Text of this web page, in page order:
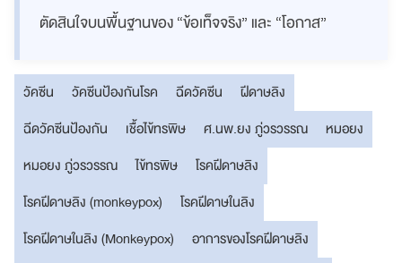
ตัดสินใจบนพื้นฐานของ “ข้อเท็จจริง” และ “โอกาส”
วัคซีน วัคซีนป้องกันโรค ฉีดวัคซีน
ฝีดาษลิง
ฉีดวัคซีนป้องกัน
เชื้อไข้ทรพิษ ศ.นพ.ยง ภู่วรวรรณ
หมอยง
หมอยง ภู่วรวรรณ
ไข้ทรพิษ
โรคฝีดาษลิง
โรคฝีดาษลิง (monkeypox)
โรคฝีดาษในลิง
โรคฝีดาษในลิง (Monkeypox)
อาการของโรคฝีดาษลิง